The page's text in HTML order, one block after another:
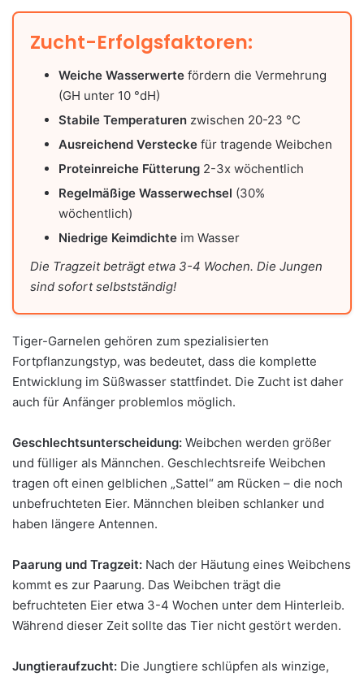
Zucht-Erfolgsfaktoren:
Weiche Wasserwerte fördern die Vermehrung
(GH unter 10 °dH)
Stabile Temperaturen zwischen 20-23 °C
Ausreichend Verstecke für tragende Weibchen
Proteinreiche Fütterung 2-3x wöchentlich
Regelmäßige Wasserwechsel (30%
wöchentlich)
Niedrige Keimdichte im Wasser
Die Tragzeit beträgt etwa 3-4 Wochen. Die Jungen
sind sofort selbstständig!
Tiger-Garnelen gehören zum spezialisierten
Fortpflanzungstyp, was bedeutet, dass die komplette
Entwicklung im Süßwasser stattfindet. Die Zucht ist daher
auch für Anfänger problemlos möglich.
Geschlechtsunterscheidung: Weibchen werden größer
und fülliger als Männchen. Geschlechtsreife Weibchen
tragen oft einen gelblichen „Sattel“ am Rücken – die noch
unbefruchteten Eier. Männchen bleiben schlanker und
haben längere Antennen.
Paarung und Tragzeit: Nach der Häutung eines Weibchens
kommt es zur Paarung. Das Weibchen trägt die
befruchteten Eier etwa 3-4 Wochen unter dem Hinterleib.
Während dieser Zeit sollte das Tier nicht gestört werden.
Jungtieraufzucht: Die Jungtiere schlüpfen als winzige,